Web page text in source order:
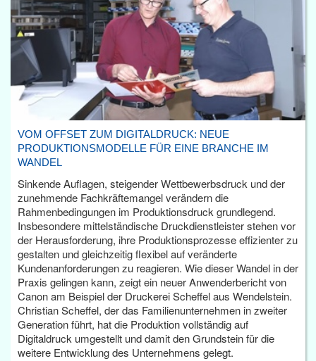
VOM OFFSET ZUM DIGITALDRUCK: NEUE
PRODUKTIONSMODELLE FÜR EINE BRANCHE IM
WANDEL
Sinkende Auflagen, steigender Wettbewerbsdruck und der
zunehmende Fachkräftemangel verändern die
Rahmenbedingungen im Produktionsdruck grundlegend.
Insbesondere mittelständische Druckdienstleister stehen vor
der Herausforderung, ihre Produktionsprozesse effizienter zu
gestalten und gleichzeitig flexibel auf veränderte
Kundenanforderungen zu reagieren. Wie dieser Wandel in der
Praxis gelingen kann, zeigt ein neuer Anwenderbericht von
Canon am Beispiel der Druckerei Scheffel aus Wendelstein.
Christian Scheffel, der das Familienunternehmen in zweiter
Generation führt, hat die Produktion vollständig auf
Digitaldruck umgestellt und damit den Grundstein für die
weitere Entwicklung des Unternehmens gelegt.